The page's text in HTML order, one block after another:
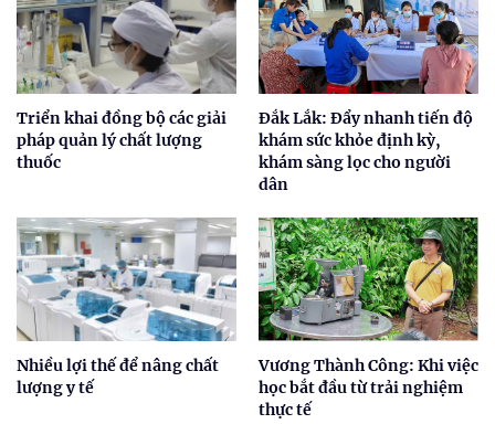
Triển khai đồng bộ các giải
pháp quản lý chất lượng
thuốc
Đắk Lắk: Đẩy nhanh tiến độ
khám sức khỏe định kỳ,
khám sàng lọc cho người
dân
Nhiều lợi thế để nâng chất
lượng y tế
Vương Thành Công: Khi việc
học bắt đầu từ trải nghiệm
thực tế